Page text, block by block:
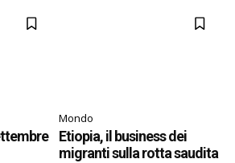
Mondo
Etiopia, il business dei
migranti sulla rotta saudita